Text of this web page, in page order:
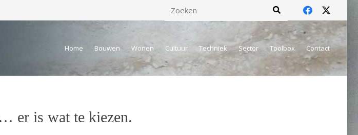
Home Bouwen Wonen Cultuur Techniek Sector Toolbox Contact
er is wat te kiezen.